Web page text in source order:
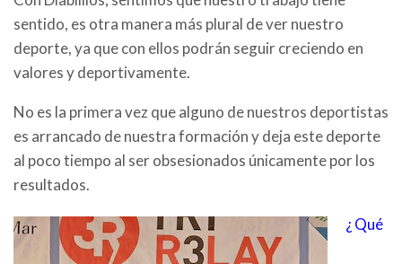
sentido, es otra manera más plural de ver nuestro
deporte, ya que con ellos podrán seguir creciendo en
valores y deportivamente.
No es la primera vez que alguno de nuestros deportistas
es arrancado de nuestra formación y deja este deporte
al poco tiempo al ser obsesionados únicamente por los
resultados.
¿ Qué